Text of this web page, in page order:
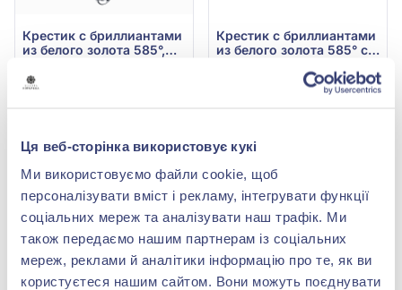
Ця веб-сторінка використовує кукі
Ми використовуємо файли cookie, щоб
персоналізувати вміст і рекламу, інтегрувати функції
соціальних мереж та аналізувати наш трафік. Ми
також передаємо нашим партнерам із соціальних
мереж, реклами й аналітики інформацію про те, як ви
користуєтеся нашим сайтом. Вони можуть поєднувати
Крестик с бриллиантами
из белого золота 585°,
705-954
30 412,00 грн
Купить
Крестик с бриллиантами
из белого золота 585° с
235 908,00 грн
117 954,00 грн
Купить
-56%